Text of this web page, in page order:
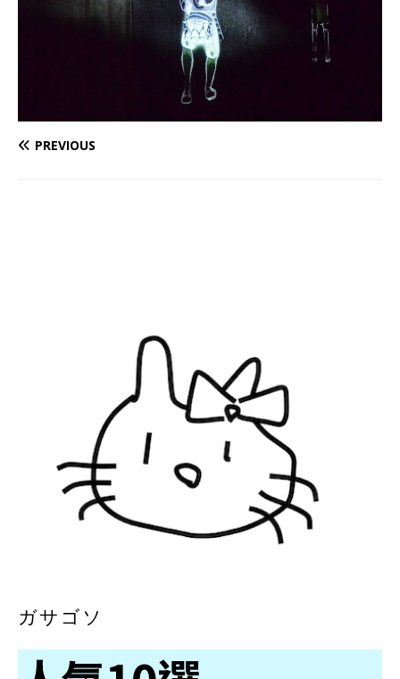
PREVIOUS
ガサゴソ